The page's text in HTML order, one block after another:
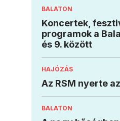
BALATON
Koncertek,
programok a
és 9. között
HAJÓZÁS
Az RSM nyerte
BALATON